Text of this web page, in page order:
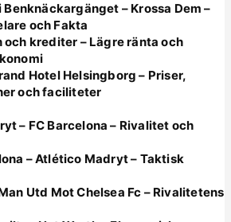
Benknäckargänget – Krossa Dem –
och Fakta
och krediter – Lägre ränta och
Hotel Helsingborg – Priser,
och faciliteter
– FC Barcelona – Rivalitet och
– Atlético Madryt – Taktisk
Utd Mot Chelsea Fc – Rivalitetens